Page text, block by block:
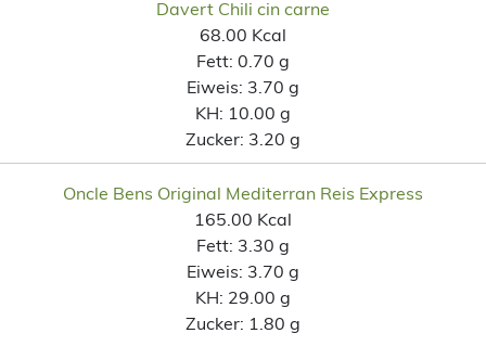
Davert Chili cin carne
68.00 Kcal
Fett: 0.70 g
Eiweis: 3.70 g
KH: 10.00 g
Zucker: 3.20 g
Oncle Bens Original Mediterran Reis Express
165.00 Kcal
Fett: 3.30 g
Eiweis: 3.70 g
KH: 29.00 g
Zucker: 1.80 g